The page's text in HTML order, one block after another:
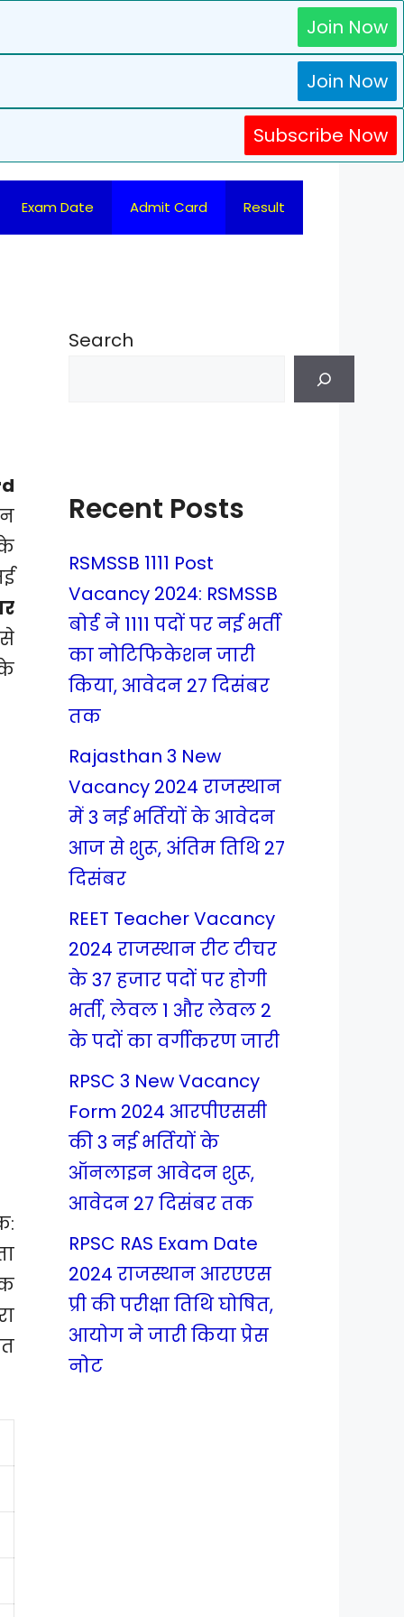
Join Now
Join Now
Subscribe Now
Exam Date Admit Card Result
के
Search
Recent Posts
RSMSSB 1111 Post
Vacancy 2024: RSMSSB
बोर्ड ने 1111 पदों पर नई भर्ती
का नोटिफिकेशन जारी
किया, आवेदन 27 दिसंबर
तक
Rajasthan 3 New
Vacancy 2024 राजस्थान
में 3 नई भर्तियों के आवेदन
आज से शुरू, अंतिम तिथि 27
दिसंबर
REET Teacher Vacancy
2024 राजस्थान रीट टीचर
के 37 हजार पदों पर होगी
भर्ती, लेवल 1 और लेवल 2
के पदों का वर्गीकरण जारी
RPSC 3 New Vacancy
Form 2024 आरपीएससी
की 3 नई भर्तियों के
ऑनलाइन आवेदन शुरू,
आवेदन 27 दिसंबर तक
RPSC RAS Exam Date
2024 राजस्थान आरएएस
प्री की परीक्षा तिथि घोषित,
आयोग ने जारी किया प्रेस
नोट